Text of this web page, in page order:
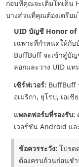
ก่อนที่คุณจะเติมโทเค็น
บางส่วนที่คุณต้องเตรียม
UID บัญชี Honor of
เฉพาะที่กำหนดให้กั
BuffBuff จะเข้าสู่บั
ลอกและวาง UID แท
เซิร์ฟเวอร์: BuffBuff
อเมริกา, ยุโรป, เอเ
แพลตฟอร์มที่รองรับ:
เวอร์ชัน Android แ
ข้อควรระวัง: โปรด
ต้องครบถ้วนก่อนชำ